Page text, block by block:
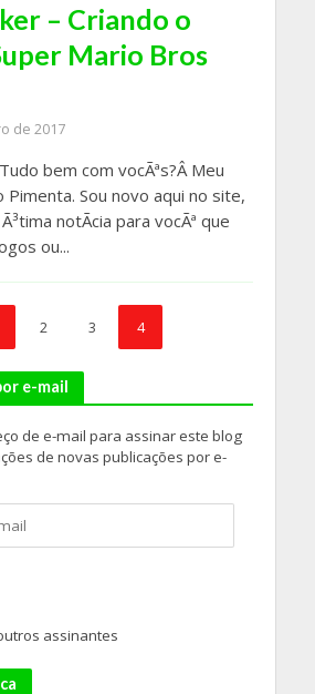
– Criando o
Mario Bros
de 2017
bem com vocÃªs?Â Meu
Sou novo aqui no site,
notÃ­cia para vocÃª que
ou...
2 3 4
e-mail
de e-mail para assinar este blog
de novas publicações por e-
assinantes